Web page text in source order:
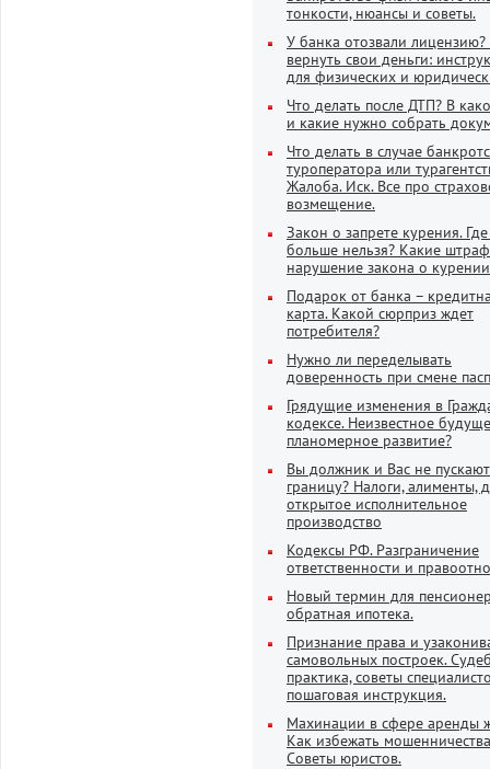
тонкости, нюансы и советы.
У банка отозвали
вернуть свои деньги:
для физических и
Что делать после ДТП? В
и какие нужно собрать
Что делать в случае
туроператора или
Жалоба. Иск. Все про
возмещение.
Закон о запрете курения.
больше нельзя? Какие
нарушение закона о
Подарок от банка –
карта. Какой сюрприз ждет
потребителя?
Нужно ли переделывать
доверенность при смене
Грядущие изменения в
кодексе. Неизвестное
планомерное развитие?
Вы должник и Вас не
границу? Налоги, алименты,
открытое исполнительное
производство
Кодексы РФ. Разграничение
ответственности и
Новый термин для
обратная ипотека.
Признание права и
самовольных построек.
практика, советы
пошаговая инструкция.
Махинации в сфере аренды
Как избежать
Советы юристов.